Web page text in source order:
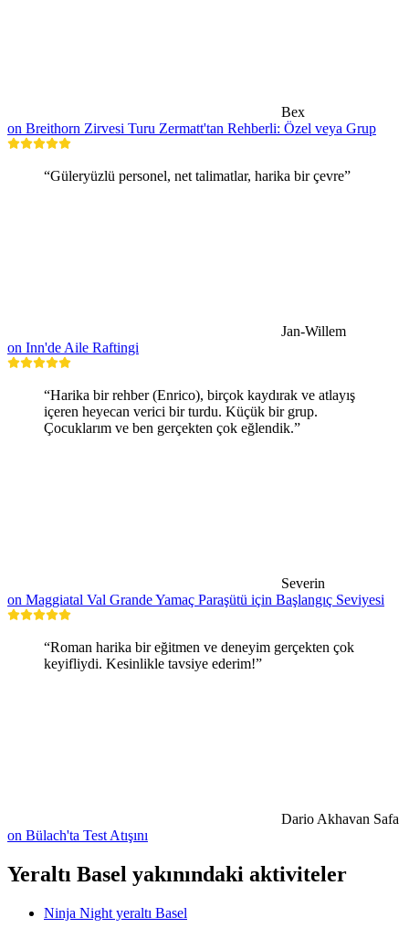
Bex
on Breithorn Zirvesi Turu Zermatt'tan Rehberli: Özel veya Grup
“Güleryüzlü personel, net talimatlar, harika bir çevre”
Jan-Willem
on Inn'de Aile Raftingi
“Harika bir rehber (Enrico), birçok kaydırak ve atlayış
içeren heyecan verici bir turdu. Küçük bir grup.
Çocuklarım ve ben gerçekten çok eğlendik.”
Severin
on Maggiatal Val Grande Yamaç Paraşütü için Başlangıç Seviyesi
“Roman harika bir eğitmen ve deneyim gerçekten çok
keyifliydi. Kesinlikle tavsiye ederim!”
Dario Akhavan Safa
on Bülach'ta Test Atışını
Yeraltı Basel yakınındaki aktiviteler
Ninja Night yeraltı Basel